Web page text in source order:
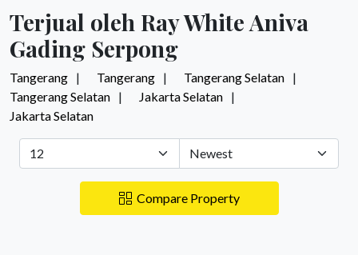
Terjual oleh Ray White Aniva
Gading Serpong
Tangerang Tangerang
Tangerang Selatan
Tangerang Selatan
Jakarta Selatan
Jakarta Selatan
Compare Property